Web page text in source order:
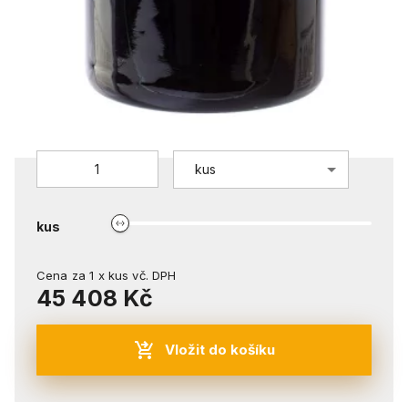
kus
kus
Cena za1 x kus vč. DPH
45 408 Kč
Vložit do košíku